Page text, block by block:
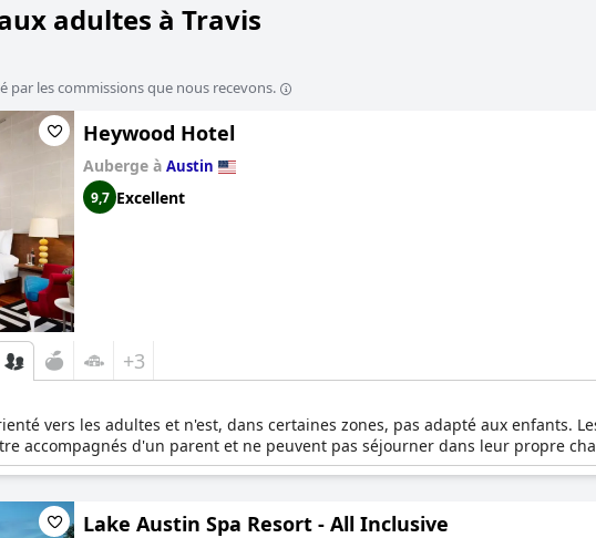
adultes à Travis
par les commissions que nous recevons.
Heywood Hotel
Auberge à Austin
9,7 Excellent
+3
vers les adultes et n'est, dans certaines zones, pas adapté aux enfants.
accompagnés d'un parent et ne peuvent pas séjourner dans leur propre
Lake Austin Spa Resort - All Inclusive